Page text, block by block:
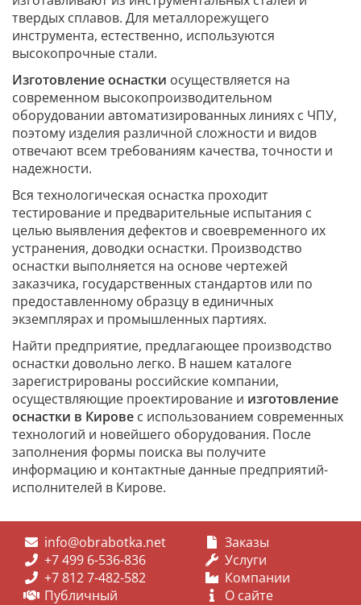
твердых сплавов. Для металлорежущего
инструмента, естественно, используются
высокопрочные стали.
Изготовление оснастки осуществляется на
современном высокопроизводительном
оборудовании автоматизированных линиях с ЧПУ,
поэтому изделия различной сложности и видов
отвечают всем требованиям качества, точности и
надежности.
Вся технологическая оснастка проходит
тестирование и предварительные испытания с
целью выявления дефектов и своевременного их
устранения, доводки оснастки. Производство
оснастки выполняется на основе чертежей
заказчика, государственных стандартов или по
предоставленному образцу в единичных
экземплярах и промышленных партиях.
Найти предприятие, предлагающее производство
оснастки довольно легко. В нашем каталоге
зарегистрированы российские компании,
осуществляющие проектирование и изготовление
оснастки в Кирове с использованием современных
технологий и новейшего оборудования. После
заполнения формы поиска вы получите
информацию и контактные данные предприятий-
исполнителей в Кирове.
info@obrabotka.net
+7 499 6-536-836
+7 812 7-482-582
Публичный
Заказы
Услуги
Компании
О сайте